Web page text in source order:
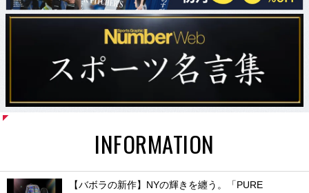
INFORMATION
【バボラの新作】NYの輝きを纏う。「PURE